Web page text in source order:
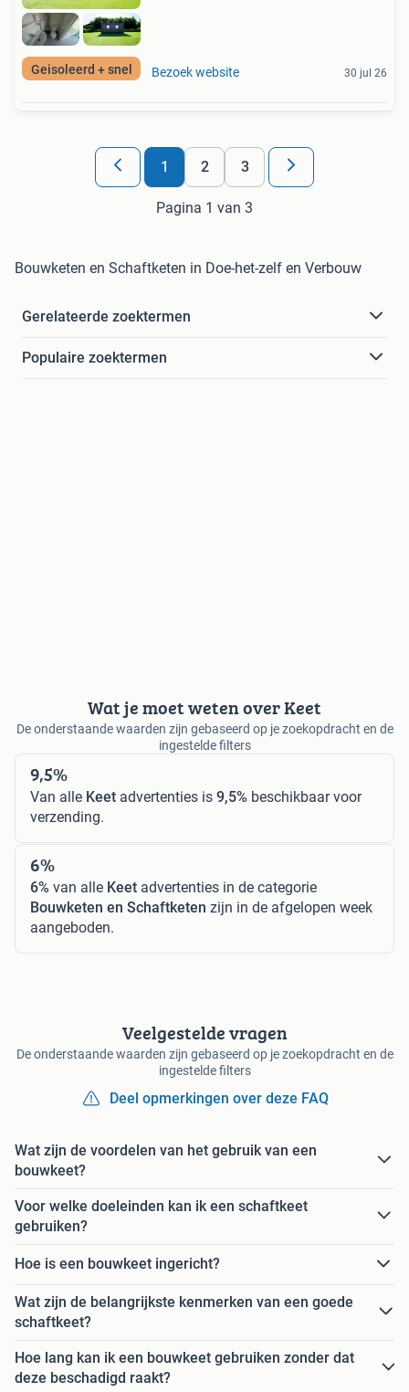
Geisoleerd + snel Bezoek website 30 jul 26
1 2 3
Pagina 1 van 3
Bouwketen en Schaftketen in Doe-het-zelf en Verbouw
Gerelateerde zoektermen
Populaire zoektermen
Wat je moet weten over Keet
De onderstaande waarden zijn gebaseerd op je zoekopdracht en de
ingestelde filters
9,5%
Van alle Keet advertenties is 9,5% beschikbaar voor
verzending.
6%
6% van alle Keet advertenties in de categorie
Bouwketen en Schaftketen zijn in de afgelopen week
aangeboden.
Veelgestelde vragen
De onderstaande waarden zijn gebaseerd op je zoekopdracht en de
ingestelde filters
Deel opmerkingen over deze FAQ
Wat zijn de voordelen van het gebruik van een
bouwkeet?
Voor welke doeleinden kan ik een schaftkeet
gebruiken?
Hoe is een bouwkeet ingericht?
Wat zijn de belangrijkste kenmerken van een goede
schaftkeet?
Hoe lang kan ik een bouwkeet gebruiken zonder dat
deze beschadigd raakt?